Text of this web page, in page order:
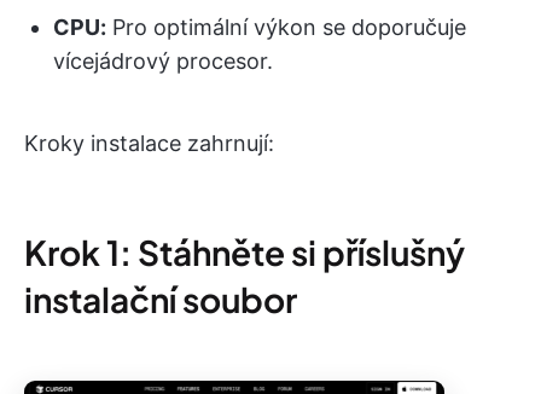
CPU: Pro optimální výkon se doporučuje
vícejádrový procesor.
Kroky instalace zahrnují:
Krok 1: Stáhněte si příslušný
instalační soubor